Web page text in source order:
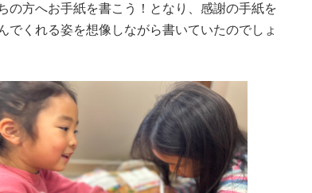
の方へお手紙を書こう！となり、感謝の手紙を
くれる姿を想像しながら書いていたのでしょ